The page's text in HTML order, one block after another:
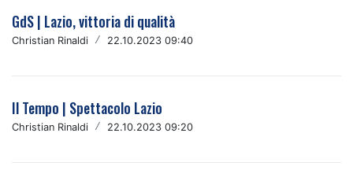
GdS | Lazio, vittoria di qualità
Christian Rinaldi / 22.10.2023 09:40
Il Tempo | Spettacolo Lazio
Christian Rinaldi / 22.10.2023 09:20